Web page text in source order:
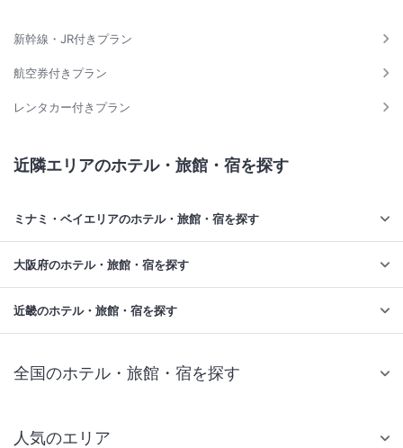
新幹線・JR付きプラン
航空券付きプラン
レンタカー付きプラン
近隣エリアのホテル・旅館・宿を探す
ミナミ・ベイエリアのホテル・旅館・宿を探す
大阪府のホテル・旅館・宿を探す
近畿のホテル・旅館・宿を探す
全国のホテル・旅館・宿を探す
人気のエリア